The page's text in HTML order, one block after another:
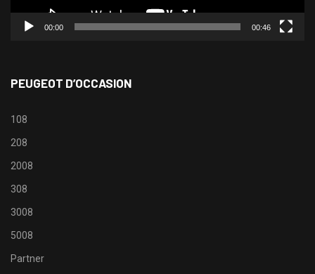
00:00 00:46
PEUGEOT D’OCCASION
108
208
2008
308
3008
5008
Partner